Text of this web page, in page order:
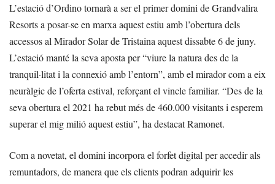
L’estació d’Ordino tornarà a ser el primer domini de Grandvalira
Resorts a posar-se en marxa aquest estiu amb l’obertura dels
accessos al Mirador Solar de Tristaina aquest dissabte 6 de juny.
L’estació manté la seva aposta per “viure la natura des de la
tranquil·litat i la connexió amb l’entorn”, amb el mirador com a eix
neuràlgic de l’oferta estival, reforçant el vincle familiar. “Des de la
seva obertura el 2021 ha rebut més de 460.000 visitants i esperem
superar el mig milió aquest estiu”, ha destacat Ramonet.
Com a novetat, el domini incorpora el forfet digital per accedir als
remuntadors, de manera que els clients podran adquirir les